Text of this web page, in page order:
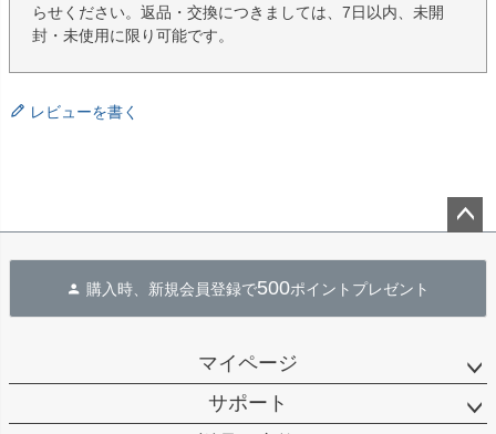
らせください。返品・交換につきましては、7日以内、未開
封・未使用に限り可能です。
レビューを書く
へ
購入時、新規会員登録で500ポイントプレゼント
マイページ
サポート